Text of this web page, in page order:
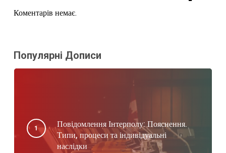
Коментарів немає.
Популярні Дописи
Повідомлення Інтерполу: Пояснення.
Типи, процеси та індивідуальні
наслідки